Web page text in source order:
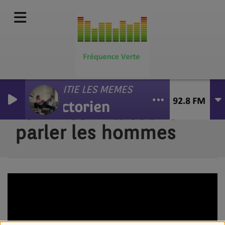
MOITIE LES MEMES
Victorien
F3mmes - Laissons
parler les hommes